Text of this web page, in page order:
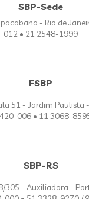
SBP-Sede
- Rio de
012 • 21 2548-1999
FSBP
51 - Jardim Paulista -
006 • 11 3068-
SBP-RS
305 - Auxiliadora -